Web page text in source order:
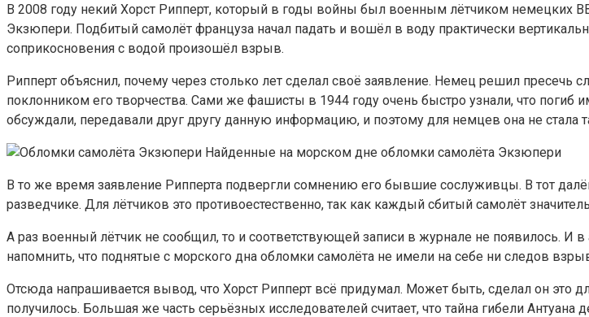
В 2008 году некий Хорст Рипперт, который в годы войны был военным лётчиком немецких
Экзюпери. Подбитый самолёт француза начал падать и вошёл в воду практически
соприкосновения с водой произошёл взрыв.
Рипперт объяснил, почему через столько лет сделал своё заявление. Немец решил пресечь
поклонником его творчества. Сами же фашисты в 1944 году очень быстро узнали, что
обсуждали, передавали друг другу данную информацию, и поэтому для немцев она не стала
Найденные на морском дне обломки самолёта Экзюпери
В то же время заявление Рипперта подвергли сомнению его бывшие сослуживцы. В тот
разведчике. Для лётчиков это противоестественно, так как каждый сбитый самолёт
А раз военный лётчик не сообщил, то и соответствующей записи в журнале не появилось.
напомнить, что поднятые с морского дна обломки самолёта не имели на себе ни следов
Отсюда напрашивается вывод, что Хорст Рипперт всё придумал. Может быть, сделал он это
получилось. Большая же часть серьёзных исследователей считает, что тайна гибели